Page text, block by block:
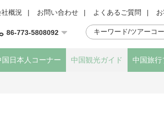
概況 | お問い合わせ | よくあるご質問 |
86-773-5808092
国日本人コーナー 中国観光ガイド 中国旅行